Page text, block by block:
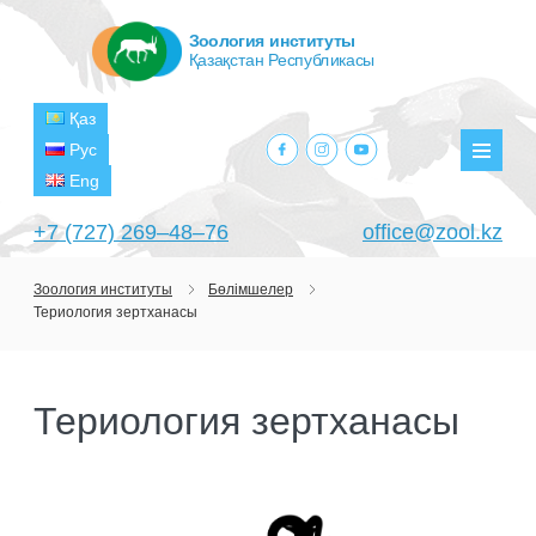
+7 (727) 269‒48‒76 office@zool.kz
Қаз
Рус
Eng
facebook.com
instagram.com
youtube.com
Зоология институты
Қазақстан Республикасы
БАСТЫ
МАҚСАТТАРЫ МЕН МІНДЕТТЕРІ
БӨЛІМШЕЛЕР
ТЕРОЛОГИЯ ЗЕРТХАНАСЫ
ҒЫЛЫМИ-ЗЕРТТЕУ ОРТАЛЫҚТАРЫ
АҒЫМДАҒЫ ЖОБАЛАР
Зоология институты
Бөлімшелер
Териология зертханасы
Териология зертханасы